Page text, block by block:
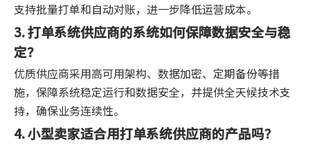
支持批量打单和自动对账，进一步降低运营成本。
3. 打单系统供应商的系统如何保障数据安全与稳
定？
优质供应商采用高可用架构、数据加密、定期备份等措
施，保障系统稳定运行和数据安全，并提供全天候技术支
持，确保业务连续性。
4. 小型卖家适合用打单系统供应商的产品吗？